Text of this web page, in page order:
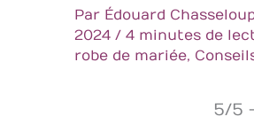
Par Édouard
2024 / 4 minutes de
robe de mariée,
5/5